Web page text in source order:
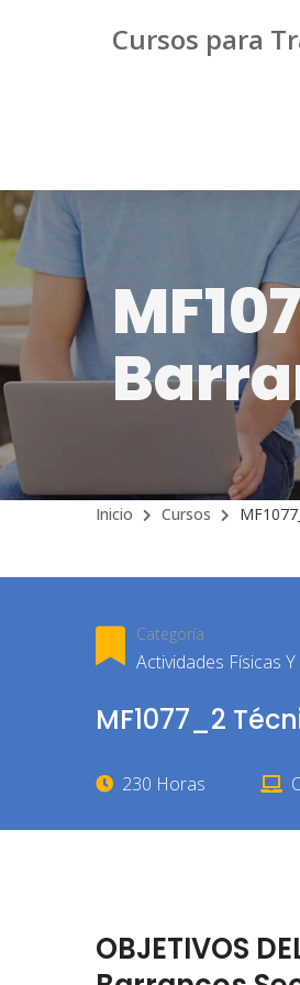
Cursos para
Inicio Cursos
Categoría
Actividades Físicas
MF1077_2
230 Horas
OBJETIVOS